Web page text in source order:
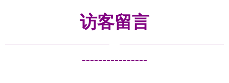
访客留言
----------------